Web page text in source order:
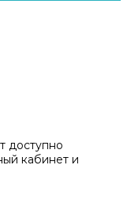
доступно
кабинет и